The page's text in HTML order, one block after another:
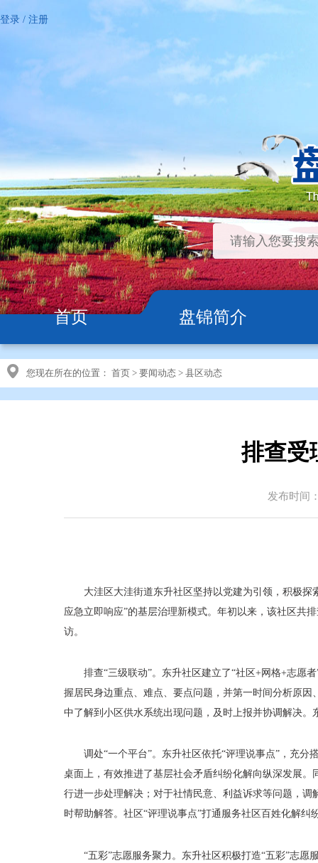
登录 / 注册
首页 盘锦简介
您现在所在的位置： 首页 > 要闻动态 > 县区动态
排查受
发布时间
大洼区大洼街道东升社区坚持以党建为引领，积极
应急立即响应”的基层治理新模式。年初以来，该社区共
访。
排查“三级联动”。东升社区建立了“社区+网格+志愿
握居民身边重点、难点、要点问题，并第一时间分析原
中了解到小区供水系统出现问题，及时上报并协调解决
调处“一个平台”。东升社区依托“评理说事点”，充
桌面上，有效推进了基层社会矛盾纠纷化解向纵深发展
行进一步处理解决；对于社情民意、利益诉求等问题，
时帮助解答。社区“评理说事点”打通服务社区百姓化解纠
“五彩”志愿服务聚力。东升社区积极打造“五彩”志